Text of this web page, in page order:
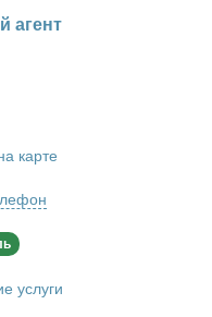
агент
карте
услуги